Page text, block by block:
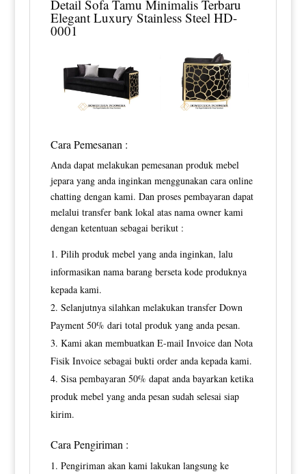
Detail Sofa Tamu MinimalisTerbaru
Elegant Luxury Stainless Steel HD-
0001
Cara Pemesanan :
Anda dapat melakukan pemesanan produk mebel
jepara yang anda inginkan menggunakan cara online
chatting dengan kami. Dan proses pembayaran dapat
melalui transfer bank lokal atas nama owner kami
dengan ketentuan sebagai berikut :
Pilih produk mebel yang anda inginkan, lalu
informasikan nama barang berseta kode produknya
kepada kami.
Selanjutnya silahkan melakukan transfer Down
Payment 50% dari total produk yang anda pesan.
Kami akan membuatkan E-mail Invoice dan Nota
Fisik Invoice sebagai bukti order anda kepada kami.
Sisa pembayaran 50% dapat anda bayarkan ketika
produk mebel yang anda pesan sudah selesai siap
kirim.
Cara Pengiriman :
Pengiriman akan kami lakukan langsung ke